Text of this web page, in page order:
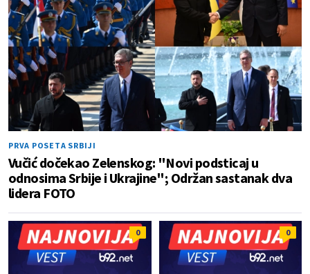
PRVA POSETA SRBIJI
Vučić dočekao Zelenskog: "Novi podsticaj u
odnosima Srbije i Ukrajine"; Održan sastanak dva
lidera FOTO
0 0